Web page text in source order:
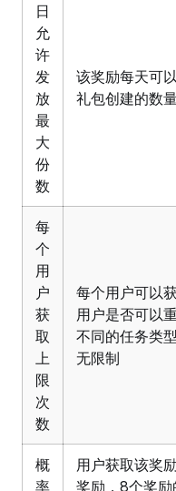
日
允
许
发
放
最
大
份
数
该奖励每天可
礼包创建的数
每
个
用
户
获
取
上
限
次
数
每个用户可以
用户是否可以
不同的任务类
无限制
概
率
用户获取该奖
奖励，8个奖